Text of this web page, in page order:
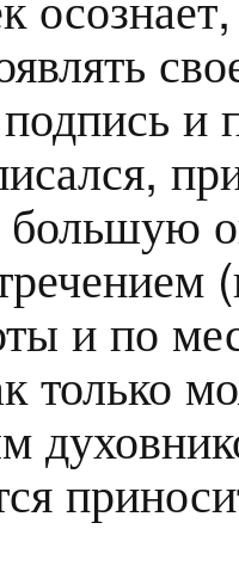
и
большую
и по
только